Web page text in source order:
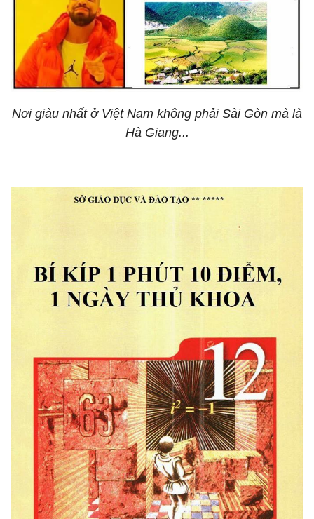
Nơi giàu nhất ở Việt Nam không phải Sài Gòn mà là
Hà Giang...